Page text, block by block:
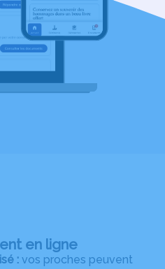
en ligne
: vos proches peuvent